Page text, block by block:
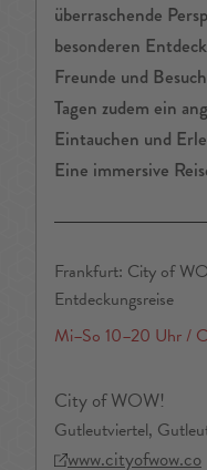
überraschende
besonderen
Freunde und
Tagen zudem ein
Eintauchen und
Eine immersive
Frankfurt: City of
Entdeckungsreise
Mi–So 10–20 Uhr /
City of WOW!
Gutleutviertel,
www.cityofwow.co